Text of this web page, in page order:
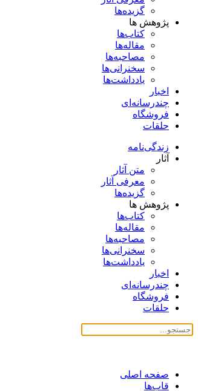
گزیده‌ها
پژوهش ها
کتاب‌ها
مقاله‌ها
مصاحبه‌ها
سخنرانی‌ها
یادداشت‌ها
اخبار
چندرسانه‌ای
فروشگاه
حلقات
زندگی‌نامه
آثار
متن آثار
معرفی آثار
گزیده‌ها
پژوهش ها
کتاب‌ها
مقاله‌ها
مصاحبه‌ها
سخنرانی‌ها
یادداشت‌ها
اخبار
چندرسانه‌ای
فروشگاه
حلقات
صفحه اصلی
قاب‌ها